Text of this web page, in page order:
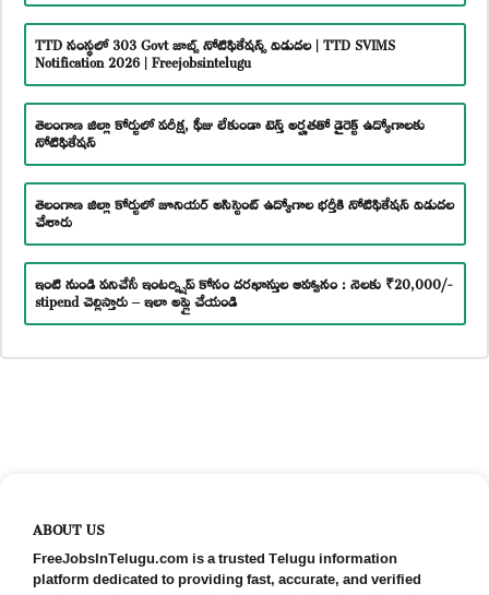
TTD సంస్థలో 303 Govt జాబ్స్ నోటిఫికేషన్స్ విడుదల | TTD SVIMS
Notification 2026 | Freejobsintelugu
తెలంగాణ జిల్లా కోర్టులో పరీక్ష, ఫీజు లేకుండా టెన్త్ అర్హతతో డైరెక్ట్ ఉద్యోగాలకు
నోటిఫికేషన్
తెలంగాణ జిల్లా కోర్టులో జూనియర్ అసిస్టెంట్ ఉద్యోగాల భర్తీకి నోటిఫికేషన్ విడుదల
చేశారు
ఇంటి నుండి పనిచేసే ఇంటర్న్షిప్ కోసం దరఖాస్తుల ఆహ్వానం : నెలకు ₹20,000/-
stipend చెల్లిస్తారు – ఇలా అప్లై చేయండి
ABOUT US
FreeJobsInTelugu.com is a trusted Telugu information
platform dedicated to providing fast, accurate, and verified